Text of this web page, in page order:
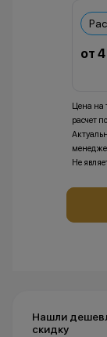
от
Цена на
расчет
Не
Нашли
скидку